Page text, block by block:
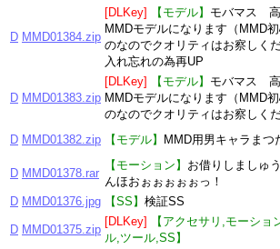
D MMD01384.zip
[DLKey] 【モデル】 モバマス
MMDモデルになります（MMD
のなのでクオリティはお察しく
入れ忘れの為再UP
D MMD01383.zip
[DLKey] 【モデル】 モバマス
MMDモデルになります（MMD
のなのでクオリティはお察しくだ
D MMD01382.zip 【モデル】 MMD用男キャラまつ
D MMD01378.rar
【モーション】 お借りしましゅ
んほおぉぉぉぉぉっ！
D MMD01376.jpg 【SS】 検証SS
D MMD01375.zip
[DLKey]
【アクセサリ,モーショ
ル,ツール,SS】